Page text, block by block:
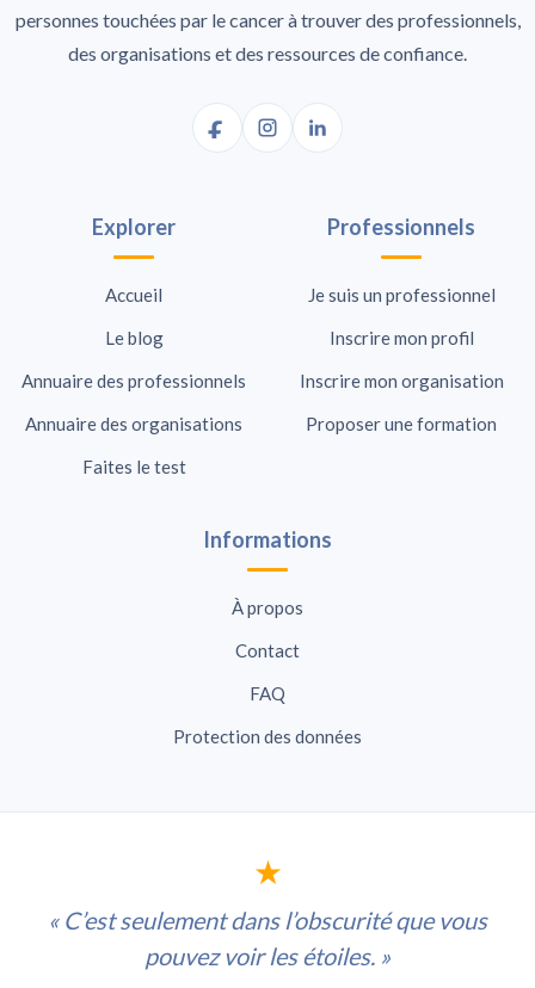
personnes touchées par le cancer à trouver des professionnels,
des organisations et des ressources de confiance.
Explorer
Accueil
Le blog
Annuaire des professionnels
Annuaire des organisations
Faites le test
Professionnels
Je suis un professionnel
Inscrire mon profil
Inscrire mon organisation
Proposer une formation
Informations
À propos
Contact
FAQ
Protection des données
★
« C’est seulement dans l’obscurité que vous
pouvez voir les étoiles. »